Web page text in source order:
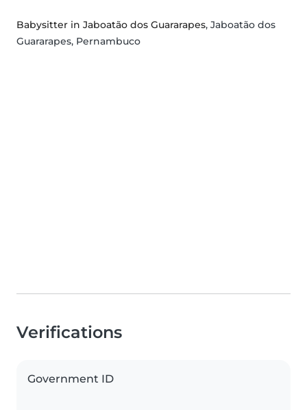
Babysitter in Jaboatão dos Guararapes, Jaboatão dos
Guararapes, Pernambuco
Verifications
Government ID